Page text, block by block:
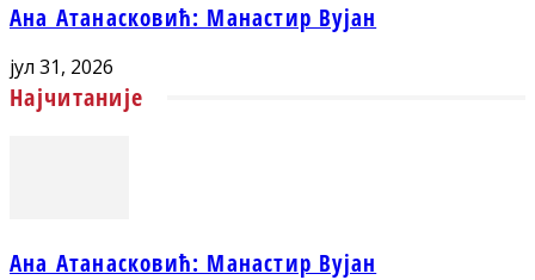
Ана Атанасковић: Манастир Вујан
јул 31, 2026
Најчитаније
Ана Атанасковић: Манастир Вујан